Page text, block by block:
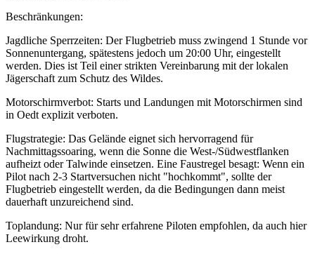
Beschränkungen:
Jagdliche Sperrzeiten: Der Flugbetrieb muss zwingend 1 Stunde vor
Sonnenuntergang, spätestens jedoch um 20:00 Uhr, eingestellt
werden. Dies ist Teil einer strikten Vereinbarung mit der lokalen
Jägerschaft zum Schutz des Wildes.
Motorschirmverbot: Starts und Landungen mit Motorschirmen sind
in Oedt explizit verboten.
Flugstrategie: Das Gelände eignet sich hervorragend für
Nachmittagssoaring, wenn die Sonne die West-/Südwestflanken
aufheizt oder Talwinde einsetzen. Eine Faustregel besagt: Wenn ein
Pilot nach 2-3 Startversuchen nicht "hochkommt", sollte der
Flugbetrieb eingestellt werden, da die Bedingungen dann meist
dauerhaft unzureichend sind.
Toplandung: Nur für sehr erfahrene Piloten empfohlen, da auch hier
Leewirkung droht.